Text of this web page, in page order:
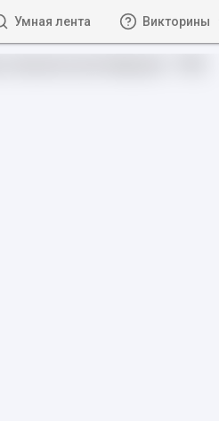
Умная лента Викторины